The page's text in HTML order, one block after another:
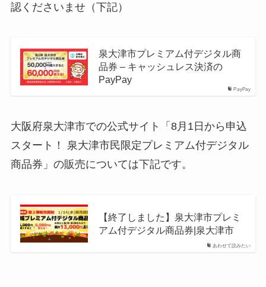
認くださいませ（下記）
PayPay
泉大津市プレミアム付デジタル商
品券 – キャッシュレス決済の
PayPay
大阪府泉大津市での公式サイト「8月1日から申込
スタート！ 泉大津市民限定プレミアム付デジタル
商品券」の販売については下記です。
あわせて読みたい
【終了しました】泉大津市プレミ
アム付デジタル商品券|泉大津市